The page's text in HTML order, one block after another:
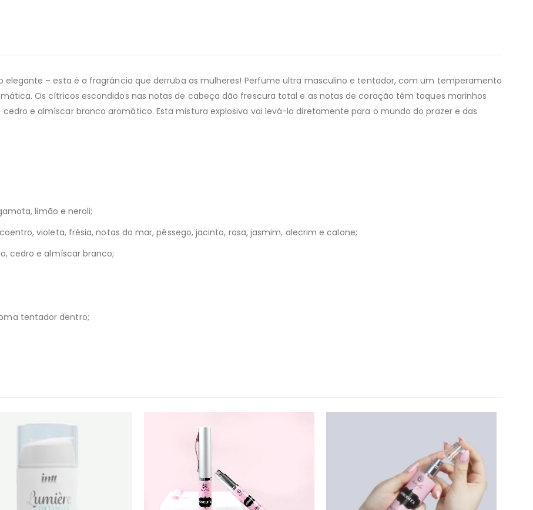
– esta é a fragrância que derruba as mulheres! Perfume ultra masculino e tentador, com um temperamento
Os cítricos escondidos nas notas de cabeça dão frescura total e as notas de coração têm toques marinhos
e almíscar branco aromático. Esta mistura explosiva vai levá-lo diretamente para o mundo do prazer e das
limão e neroli;
violeta, frésia, notas do mar, pêssego, jacinto, rosa, jasmim, alecrim e calone;
cedro e almíscar branco;
tentador dentro;